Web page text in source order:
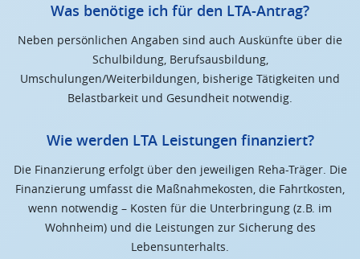
Was benötige ich für den LTA-Antrag?
Neben persönlichen Angaben sind auch Auskünfte über die
Schulbildung, Berufsausbildung,
Umschulungen/Weiterbildungen, bisherige Tätigkeiten und
Belastbarkeit und Gesundheit notwendig.
Wie werden LTA Leistungen finanziert?
Die Finanzierung erfolgt über den jeweiligen Reha-Träger. Die
Finanzierung umfasst die Maßnahmekosten, die Fahrtkosten,
wenn notwendig – Kosten für die Unterbringung (z.B. im
Wohnheim) und die Leistungen zur Sicherung des
Lebensunterhalts.